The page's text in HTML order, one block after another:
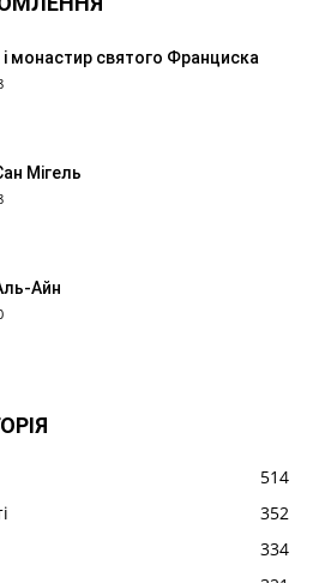
монастир святого Франциска
Мігель
Айн
514
352
334